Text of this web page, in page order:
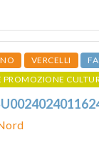
VERCELLI
PROMOZIONE